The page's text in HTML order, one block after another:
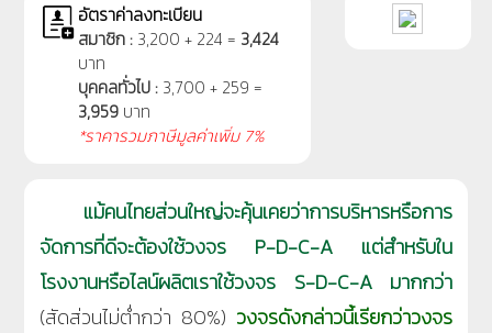
อัตราค่าลงทะเบียน
สมาชิก : 3,200 + 224 = 3,424
บาท
บุคคลทั่วไป : 3,700 + 259 =
3,959 บาท
*ราคารวมภาษีมูลค่าเพิ่ม 7%
แม้คนไทยส่วนใหญ่จะคุ้นเคยว่าการบริหารหรือการ
จัดการที่ดีจะต้องใช้วงจร P-D-C-A แต่สำหรับใน
โรงงานหรือไลน์ผลิตเราใช้วงจร S-D-C-A มากกว่า
(สัดส่วนไม่ต่ำกว่า 80%) วงจรดังกล่าวนี้เรียกว่าวงจร